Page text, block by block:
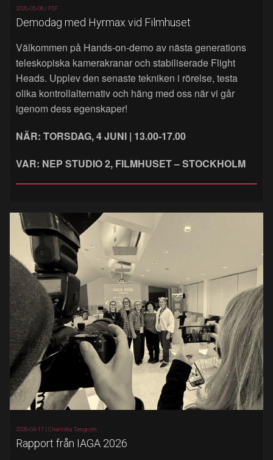
2026-05-06 | FSF
Demodag med Hyrmax vid Filmhuset
Välkommen på Hands‑on‑demo av nästa generations
teleskopiska kamerakranar och stabiliserade Flight
Heads. Upplev den senaste tekniken i rörelse, testa
olika kontrollalternativ och häng med oss när vi går
igenom dess egenskaper!
NÄR: TORSDAG, 4 JUNI | 13.00-17.00
VAR: NEP STUDIO 2, FILMHUSET – STOCKHOLM
2026-04-17 | Charlotta Tengroth
Rapport från IAGA 2026